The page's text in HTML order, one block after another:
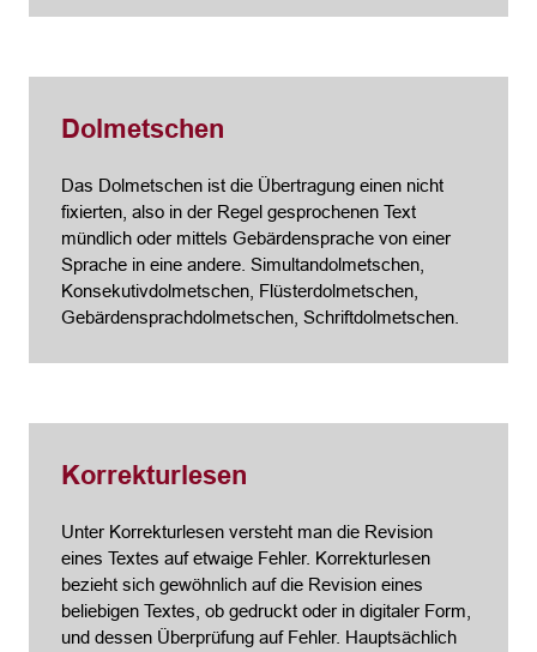
Dolmetschen
Das Dolmetschen ist die Übertragung einen nicht
fixierten, also in der Regel gesprochenen Text
mündlich oder mittels Gebärdensprache von einer
Sprache in eine andere. Simultandolmetschen,
Konsekutivdolmetschen, Flüsterdolmetschen,
Gebärdensprachdolmetschen, Schriftdolmetschen.
Korrekturlesen
Unter Korrekturlesen versteht man die Revision
eines Textes auf etwaige Fehler. Korrekturlesen
bezieht sich gewöhnlich auf die Revision eines
beliebigen Textes, ob gedruckt oder in digitaler Form,
und dessen Überprüfung auf Fehler. Hauptsächlich